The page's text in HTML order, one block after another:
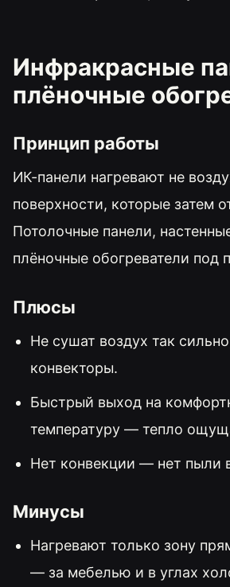
Инфракрасные
плёночные
Принцип работы
ИК-панели нагревают не
поверхности, которые затем
Потолочные панели,
плёночные обогреватели под
Плюсы
Не сушат воздух так
конвекторы.
Быстрый выход на
температуру — тепло
Нет конвекции — нет пыли
Минусы
Нагревают только зону
— за мебелью и в углах